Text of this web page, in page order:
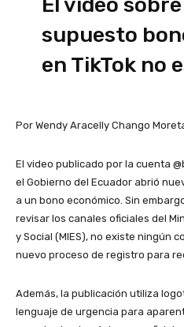
supuesto
en TikTok no
Por Wendy Aracelly Chango
El video publicado por la cuenta
el Gobierno del Ecuador abrió
a un bono económico. Sin
revisar los canales oficiales del
y Social (MIES), no existe ningún
nuevo proceso de registro para
Además, la publicación utiliza
lenguaje de urgencia para